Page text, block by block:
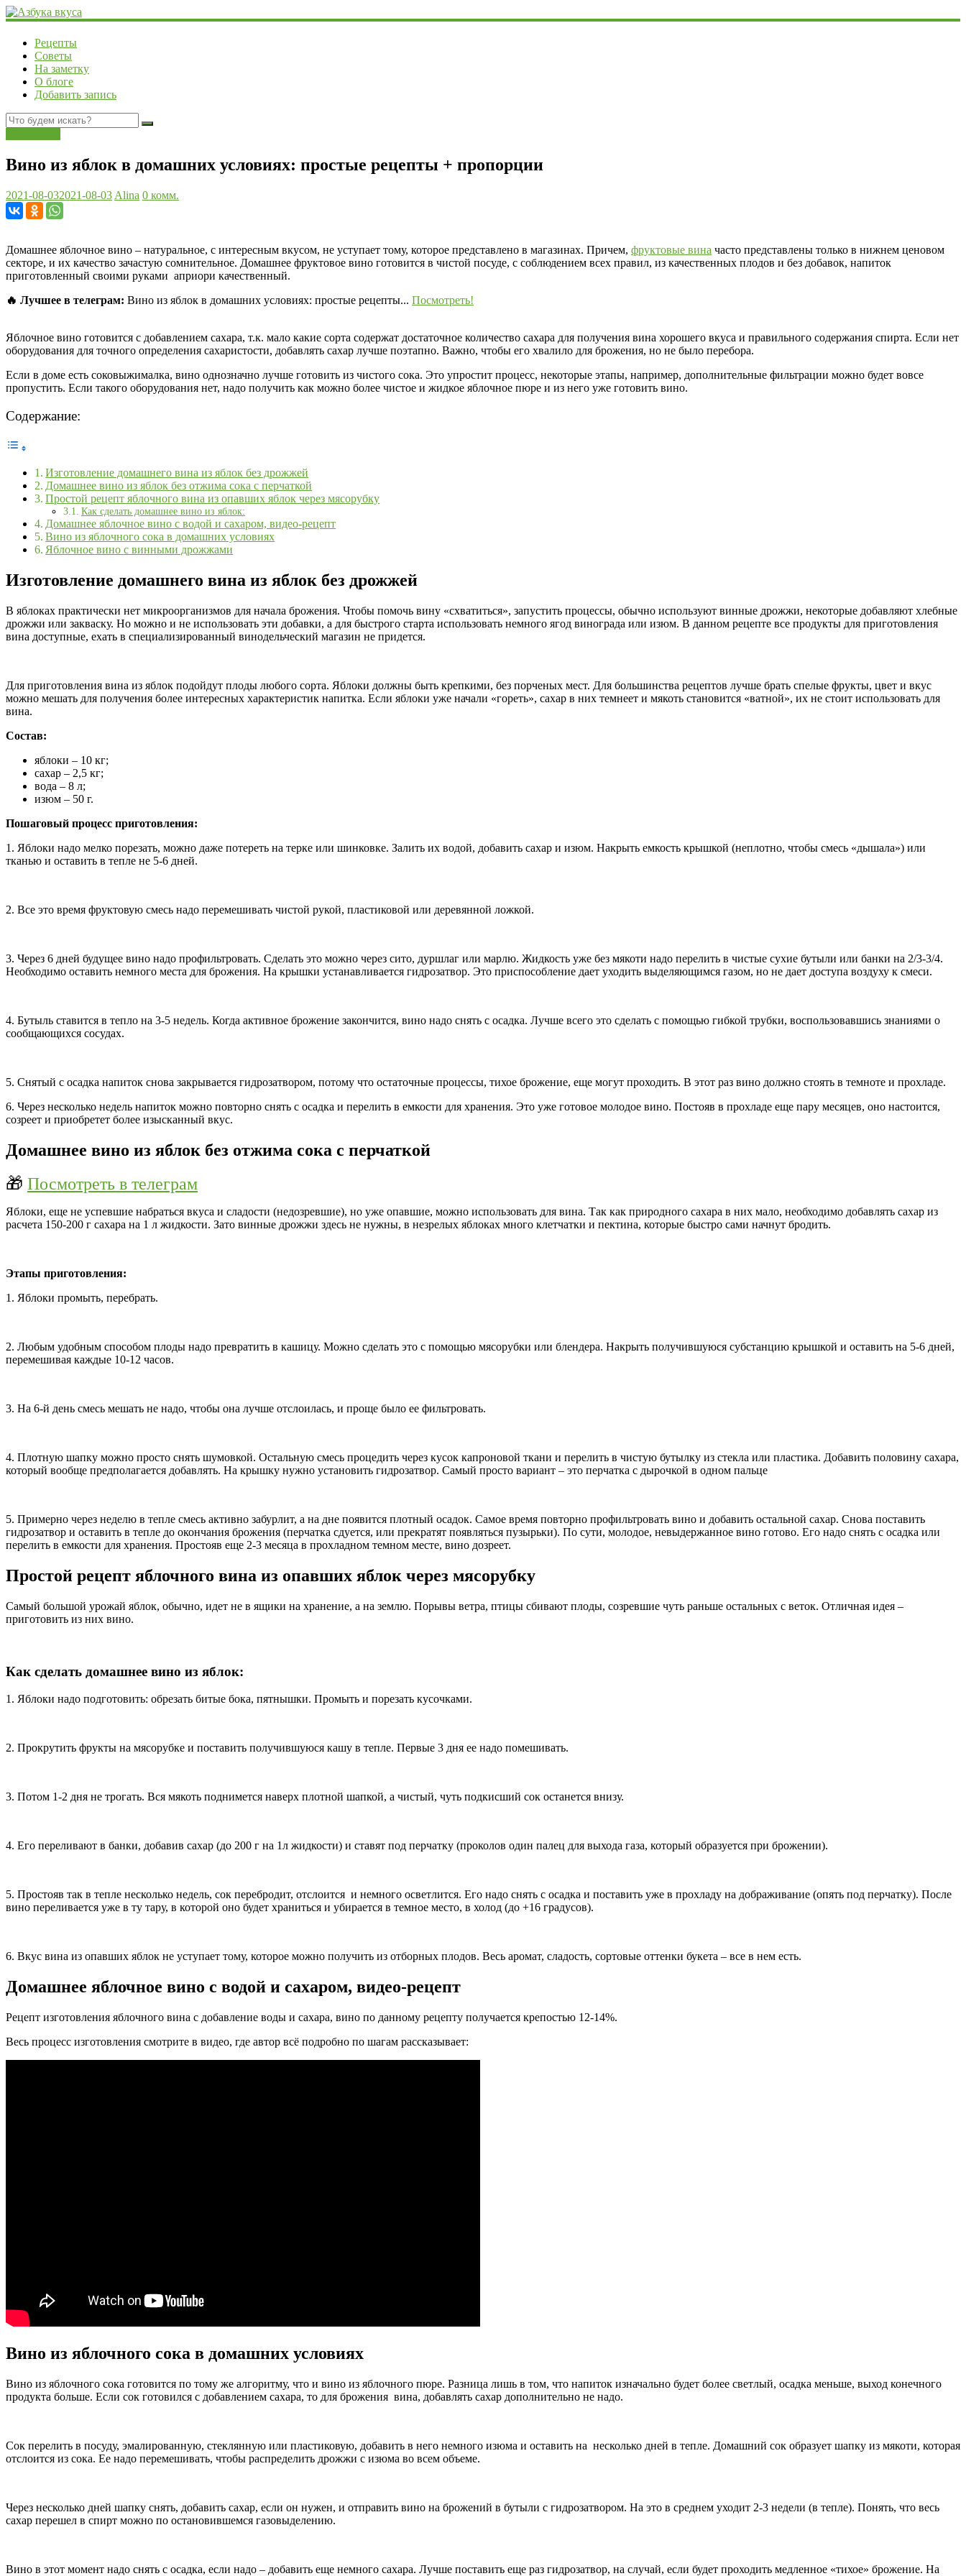
Рецепты
Советы
На заметку
О блоге
Добавить запись
Вино из яблок в домашних условиях: простые рецепты + пропорции
2021-08-032021-08-03 Alina 0 комм.
Домашнее яблочное вино – натуральное, с интересным вкусом, не уступает тому, которое представлено в магазинах. Причем, фруктовые вина часто представлены только в нижнем ценовом
секторе, и их качество зачастую сомнительное. Домашнее фруктовое вино готовится в чистой посуде, с соблюдением всех правил, из качественных плодов и без добавок, напиток
приготовленный своими руками априори качественный.
🔥 Лучшее в телеграм: Вино из яблок в домашних условиях: простые рецепты... Посмотреть!
Яблочное вино готовится с добавлением сахара, т.к. мало какие сорта содержат достаточное количество сахара для получения вина хорошего вкуса и правильного содержания спирта. Если нет
оборудования для точного определения сахаристости, добавлять сахар лучше поэтапно. Важно, чтобы его хвалило для брожения, но не было перебора.
Если в доме есть соковыжималка, вино однозначно лучше готовить из чистого сока. Это упростит процесс, некоторые этапы, например, дополнительные фильтрации можно будет вовсе
пропустить. Если такого оборудования нет, надо получить как можно более чистое и жидкое яблочное пюре и из него уже готовить вино.
Содержание:
Изготовление домашнего вина из яблок без дрожжей
Домашнее вино из яблок без отжима сока c перчаткой
Простой рецепт яблочного вина из опавших яблок через мясорубку
Как сделать домашнее вино из яблок:
Домашнее яблочное вино с водой и сахаром, видео-рецепт
Вино из яблочного сока в домашних условиях
Яблочное вино с винными дрожжами
Изготовление домашнего вина из яблок без дрожжей
В яблоках практически нет микроорганизмов для начала брожения. Чтобы помочь вину «схватиться», запустить процессы, обычно используют винные дрожжи, некоторые добавляют хлебные
дрожжи или закваску. Но можно и не использовать эти добавки, а для быстрого старта использовать немного ягод винограда или изюм. В данном рецепте все продукты для приготовления
вина доступные, ехать в специализированный винодельческий магазин не придется.
Для приготовления вина из яблок подойдут плоды любого сорта. Яблоки должны быть крепкими, без порченых мест. Для большинства рецептов лучше брать спелые фрукты, цвет и вкус
можно мешать для получения более интересных характеристик напитка. Если яблоки уже начали «гореть», сахар в них темнеет и мякоть становится «ватной», их не стоит использовать для
вина.
Состав:
яблоки – 10 кг;
сахар – 2,5 кг;
вода – 8 л;
изюм – 50 г.
Пошаговый процесс приготовления:
1. Яблоки надо мелко порезать, можно даже потереть на терке или шинковке. Залить их водой, добавить сахар и изюм. Накрыть емкость крышкой (неплотно, чтобы смесь «дышала») или
тканью и оставить в тепле не 5-6 дней.
2. Все это время фруктовую смесь надо перемешивать чистой рукой, пластиковой или деревянной ложкой.
3. Через 6 дней будущее вино надо профильтровать. Сделать это можно через сито, дуршлаг или марлю. Жидкость уже без мякоти надо перелить в чистые сухие бутыли или банки на 2/3-3/4.
Необходимо оставить немного места для брожения. На крышки устанавливается гидрозатвор. Это приспособление дает уходить выделяющимся газом, но не дает доступа воздуху к смеси.
4. Бутыль ставится в тепло на 3-5 недель. Когда активное брожение закончится, вино надо снять с осадка. Лучше всего это сделать с помощью гибкой трубки, воспользовавшись знаниями о
сообщающихся сосудах.
5. Снятый с осадка напиток снова закрывается гидрозатвором, потому что остаточные процессы, тихое брожение, еще могут проходить. В этот раз вино должно стоять в темноте и прохладе.
6. Через несколько недель напиток можно повторно снять с осадка и перелить в емкости для хранения. Это уже готовое молодое вино. Постояв в прохладе еще пару месяцев, оно настоится,
созреет и приобретет более изысканный вкус.
Домашнее вино из яблок без отжима сока c перчаткой
🎁 Посмотреть в телеграм
Яблоки, еще не успевшие набраться вкуса и сладости (недозревшие), но уже опавшие, можно использовать для вина. Так как природного сахара в них мало, необходимо добавлять сахар из
расчета 150-200 г сахара на 1 л жидкости. Зато винные дрожжи здесь не нужны, в незрелых яблоках много клетчатки и пектина, которые быстро сами начнут бродить.
Этапы приготовления:
1. Яблоки промыть, перебрать.
2. Любым удобным способом плоды надо превратить в кашицу. Можно сделать это с помощью мясорубки или блендера. Накрыть получившуюся субстанцию крышкой и оставить на 5-6 дней,
перемешивая каждые 10-12 часов.
3. На 6-й день смесь мешать не надо, чтобы она лучше отслоилась, и проще было ее фильтровать.
4. Плотную шапку можно просто снять шумовкой. Остальную смесь процедить через кусок капроновой ткани и перелить в чистую бутылку из стекла или пластика. Добавить половину сахара,
который вообще предполагается добавлять. На крышку нужно установить гидрозатвор. Самый просто вариант – это перчатка с дырочкой в одном пальце
5. Примерно через неделю в тепле смесь активно забурлит, а на дне появится плотный осадок. Самое время повторно профильтровать вино и добавить остальной сахар. Снова поставить
гидрозатвор и оставить в тепле до окончания брожения (перчатка сдуется, или прекратят появляться пузырьки). По сути, молодое, невыдержанное вино готово. Его надо снять с осадка или
перелить в емкости для хранения. Простояв еще 2-3 месяца в прохладном темном месте, вино дозреет.
Простой рецепт яблочного вина из опавших яблок через мясорубку
Самый большой урожай яблок, обычно, идет не в ящики на хранение, а на землю. Порывы ветра, птицы сбивают плоды, созревшие чуть раньше остальных с веток. Отличная идея –
приготовить из них вино.
Как сделать домашнее вино из яблок:
1. Яблоки надо подготовить: обрезать битые бока, пятнышки. Промыть и порезать кусочками.
2. Прокрутить фрукты на мясорубке и поставить получившуюся кашу в тепле. Первые 3 дня ее надо помешивать.
3. Потом 1-2 дня не трогать. Вся мякоть поднимется наверх плотной шапкой, а чистый, чуть подкисший сок останется внизу.
4. Его переливают в банки, добавив сахар (до 200 г на 1л жидкости) и ставят под перчатку (проколов один палец для выхода газа, который образуется при брожении).
5. Простояв так в тепле несколько недель, сок перебродит, отслоится и немного осветлится. Его надо снять с осадка и поставить уже в прохладу на дображивание (опять под перчатку). После
вино переливается уже в ту тару, в которой оно будет храниться и убирается в темное место, в холод (до +16 градусов).
6. Вкус вина из опавших яблок не уступает тому, которое можно получить из отборных плодов. Весь аромат, сладость, сортовые оттенки букета – все в нем есть.
Домашнее яблочное вино с водой и сахаром, видео-рецепт
Рецепт изготовления яблочного вина с добавление воды и сахара, вино по данному рецепту получается крепостью 12-14%.
Весь процесс изготовления смотрите в видео, где автор всё подробно по шагам рассказывает:
Вино из яблочного сока в домашних условиях
Вино из яблочного сока готовится по тому же алгоритму, что и вино из яблочного пюре. Разница лишь в том, что напиток изначально будет более светлый, осадка меньше, выход конечного
продукта больше. Если сок готовился с добавлением сахара, то для брожения вина, добавлять сахар дополнительно не надо.
Сок перелить в посуду, эмалированную, стеклянную или пластиковую, добавить в него немного изюма и оставить на несколько дней в тепле. Домашний сок образует шапку из мякоти, которая
отслоится из сока. Ее надо перемешивать, чтобы распределить дрожжи с изюма во всем объеме.
Через несколько дней шапку снять, добавить сахар, если он нужен, и отправить вино на брожений в бутыли с гидрозатвором. На это в среднем уходит 2-3 недели (в тепле). Понять, что весь
сахар перешел в спирт можно по остановившемся газовыделению.
Вино в этот момент надо снять с осадка, если надо – добавить еще немного сахара. Лучше поставить еще раз гидрозатвор, на случай, если будет проходить медленное «тихое» брожение. На